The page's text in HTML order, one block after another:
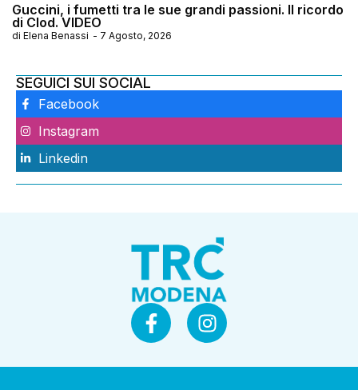
Guccini, i fumetti tra le sue grandi passioni. Il ricordo
di Clod. VIDEO
di Elena Benassi - 7 Agosto, 2026
SEGUICI SUI SOCIAL
Facebook
Instagram
Linkedin